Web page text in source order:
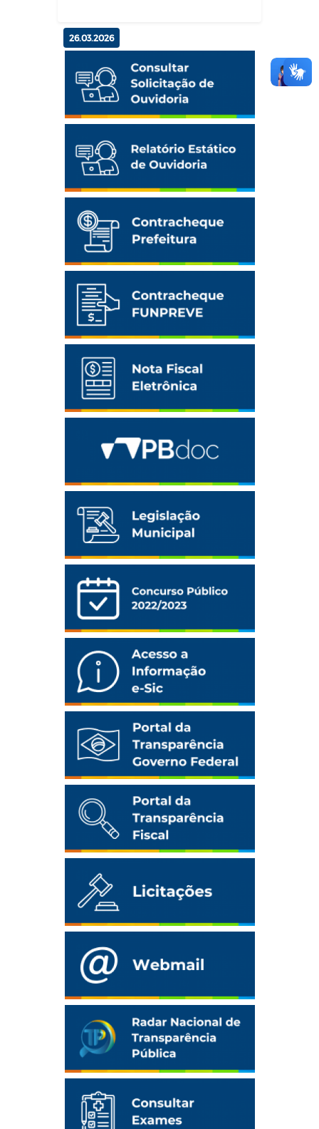
26.03.2026
Cidadania e Direitos: Programa
Geral